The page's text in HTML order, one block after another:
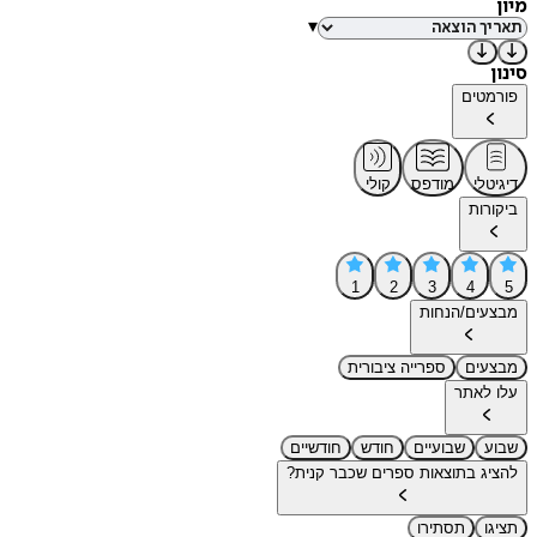
מיון
▾
סינון
פורמטים
דיגיטלי מודפס
קולי
ביקורות
5
4
3
2
1
מבצעים/הנחות
מבצעים
ספרייה ציבורית
עלו לאתר
שבוע שבועיים חודש
חודשיים
להציג בתוצאות ספרים שכבר קנית?
תציגו תסתירו